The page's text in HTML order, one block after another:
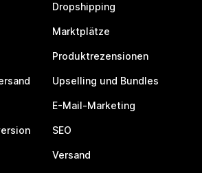
Dropshipping
Marktplätze
Produktrezensionen
Upselling und Bundles
E-Mail-Marketing
SEO
Versand